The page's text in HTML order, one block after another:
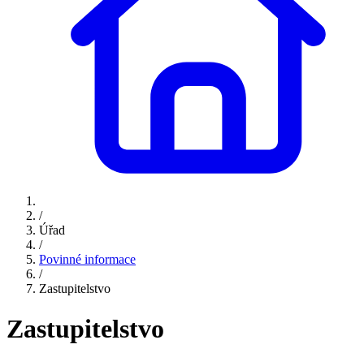
/
Úřad
/
Povinné informace
/
Zastupitelstvo
Zastupitelstvo